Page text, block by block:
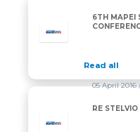
6TH MAPEI
Read all
05 April 2016
RE